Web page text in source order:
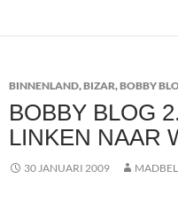
BINNENLAND,BIZAR,BOBBY
BOBBY BLOG
LINKEN NAAR
30 JANUARI 2009